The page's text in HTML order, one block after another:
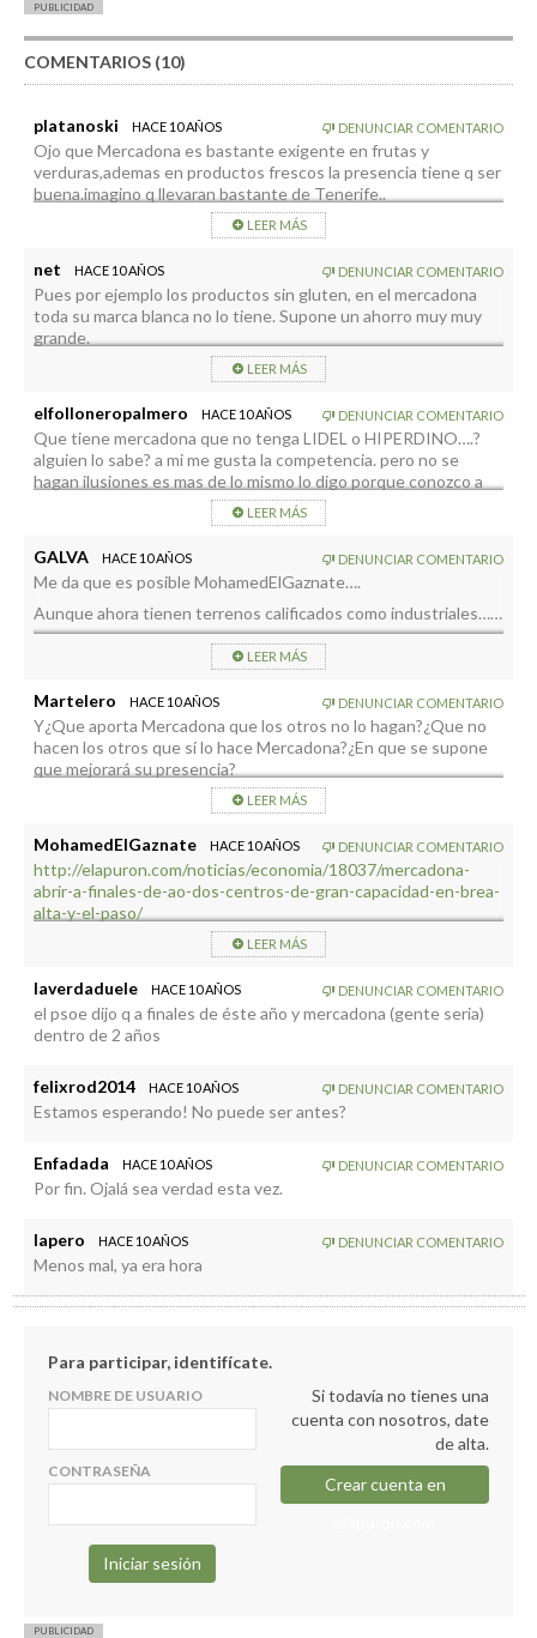
PUBLICIDAD
COMENTARIOS (10)
platanoski HACE 10 AÑOS DENUNCIAR COMENTARIO
Ojo que Mercadona es bastante exigente en frutas y
verduras,ademas en productos frescos la presencia tiene q ser
buena.imagino q llevaran bastante de Tenerife..
LEER MÁS
net HACE 10 AÑOS DENUNCIAR COMENTARIO
Pues por ejemplo los productos sin gluten, en el mercadona
toda su marca blanca no lo tiene. Supone un ahorro muy muy
grande.
LEER MÁS
elfolloneropalmero HACE 10 AÑOS DENUNCIAR COMENTARIO
Que tiene mercadona que no tenga LIDEL o HIPERDINO….?
alguien lo sabe? a mi me gusta la competencia. pero no se
hagan ilusiones es mas de lo mismo lo digo porque conozco a
esta MARCA. si los articulos de marca blanca son mas baratas,,,
pero ? pienselo no se hagan muchas ilusiones,,,,
LEER MÁS
GALVA HACE 10 AÑOS DENUNCIAR COMENTARIO
Me da que es posible MohamedElGaznate….
Aunque ahora tienen terrenos calificados como industriales……
LEER MÁS
Martelero HACE 10 AÑOS DENUNCIAR COMENTARIO
Y¿Que aporta Mercadona que los otros no lo hagan?¿Que no
hacen los otros que sí lo hace Mercadona?¿En que se supone
que mejorará su presencia?
LEER MÁS
MohamedElGaznate HACE 10 AÑOS DENUNCIAR COMENTARIO
http://elapuron.com/noticias/economia/18037/mercadona-
abrir-a-finales-de-ao-dos-centros-de-gran-capacidad-en-brea-
alta-y-el-paso/
Tirando de hemeroteca, a finales de año se iban a abrir dos, el
que ser uno a finales de año.
Ahora que dentro de dos años, ¿será esto un nuevo caso como
el de la carretera El Remo – Los Canarios? Que se lleva
LEER MÁS
laverdaduele HACE 10 AÑOS DENUNCIAR COMENTARIO
el psoe dijo q a finales de éste año y mercadona (gente seria)
dentro de 2 años
felixrod2014 HACE 10 AÑOS DENUNCIAR COMENTARIO
Estamos esperando! No puede ser antes?
Enfadada HACE 10 AÑOS DENUNCIAR COMENTARIO
Por fin. Ojalá sea verdad esta vez.
lapero HACE 10 AÑOS DENUNCIAR COMENTARIO
Menos mal, ya era hora
Para participar, identifícate.
NOMBRE DE USUARIO
CONTRASEÑA
Si todavía no tienes una
cuenta con nosotros, date
de alta.
Crear cuenta en
PUBLICIDAD